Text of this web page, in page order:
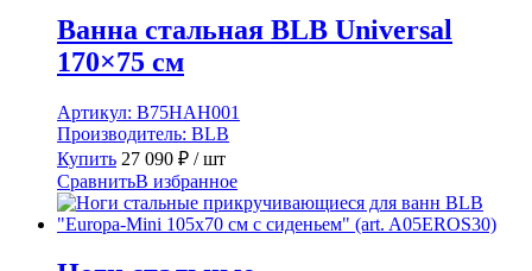
Ванна стальная BLB Universal
170×75 см
Артикул: B75HAH001
Производитель: BLB
Купить 27 090 ₽ / шт
СравнитьВ избранное